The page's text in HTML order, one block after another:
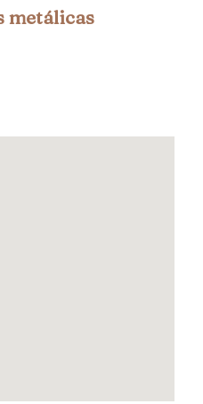
metálicas